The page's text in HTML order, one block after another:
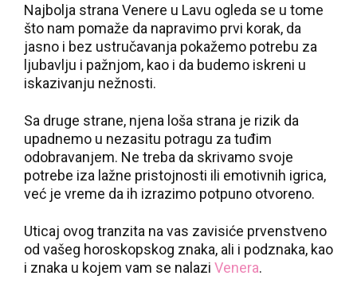
Najbolja strana Venere u Lavu ogleda se u tome
što nam pomaže da napravimo prvi korak, da
jasno i bez ustručavanja pokažemo potrebu za
ljubavlju i pažnjom, kao i da budemo iskreni u
iskazivanju nežnosti.
Sa druge strane, njena loša strana je rizik da
upadnemo u nezasitu potragu za tuđim
odobravanjem. Ne treba da skrivamo svoje
potrebe iza lažne pristojnosti ili emotivnih igrica,
već je vreme da ih izrazimo potpuno otvoreno.
Uticaj ovog tranzita na vas zavisiće prvenstveno
od vašeg horoskopskog znaka, ali i podznaka, kao
i znaka u kojem vam se nalazi Venera.